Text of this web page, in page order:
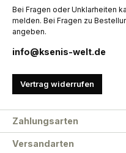
Bei Fragen oder Unklarheiten
melden. Bei Fragen zu
angeben.
info@ksenis-welt.de
Vertrag widerrufen
Zahlungsarten
Versandarten